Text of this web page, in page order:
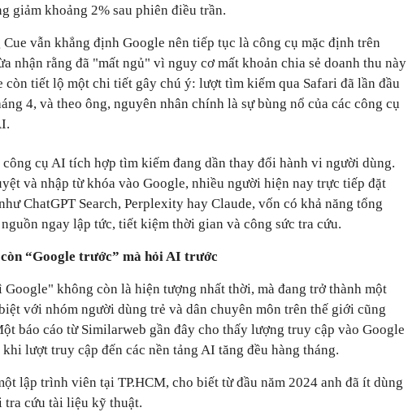
giảm khoảng 2% sau phiên điều trần.
vẫn khẳng định Google nên tiếp tục là công cụ mặc định trên
nhận rằng đã "mất ngủ" vì nguy cơ mất khoản chia sẻ doanh thu này
còn tiết lộ một chi tiết gây chú ý: lượt tìm kiếm qua Safari đã lần đầu
4, và theo ông, nguyên nhân chính là sự bùng nổ của các công cụ
công cụ AI tích hợp tìm kiếm đang dần thay đổi hành vi người dùng.
và nhập từ khóa vào Google, nhiều người hiện nay trực tiếp đặt
ChatGPT Search, Perplexity hay Claude, vốn có khả năng tổng
ngay lập tức, tiết kiệm thời gian và công sức tra cứu.
“Google trước” mà hỏi AI trước
không còn là hiện tượng nhất thời, mà đang trở thành một
với nhóm người dùng trẻ và dân chuyên môn trên thế giới cũng
báo cáo từ Similarweb gần đây cho thấy lượng truy cập vào Google
lượt truy cập đến các nền tảng AI tăng đều hàng tháng.
lập trình viên tại TP.HCM, cho biết từ đầu năm 2024 anh đã ít dùng
tra cứu tài liệu kỹ thuật.